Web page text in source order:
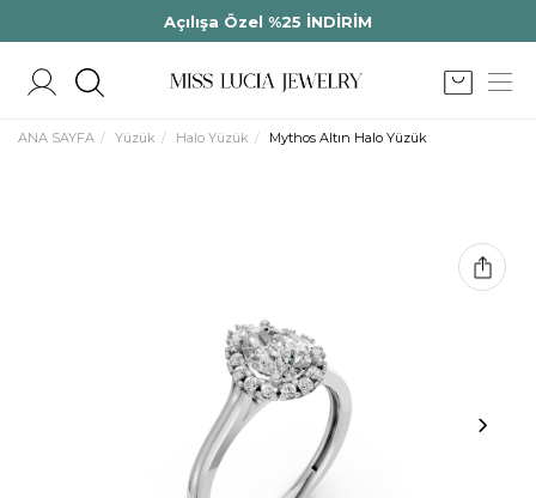
Açılışa Özel %25 İNDİRİM
ANA SAYFA Yüzük Halo Yüzük Mythos Altın Halo Yüzük